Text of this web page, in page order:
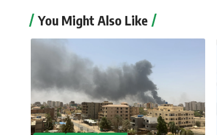
You Might Also Like